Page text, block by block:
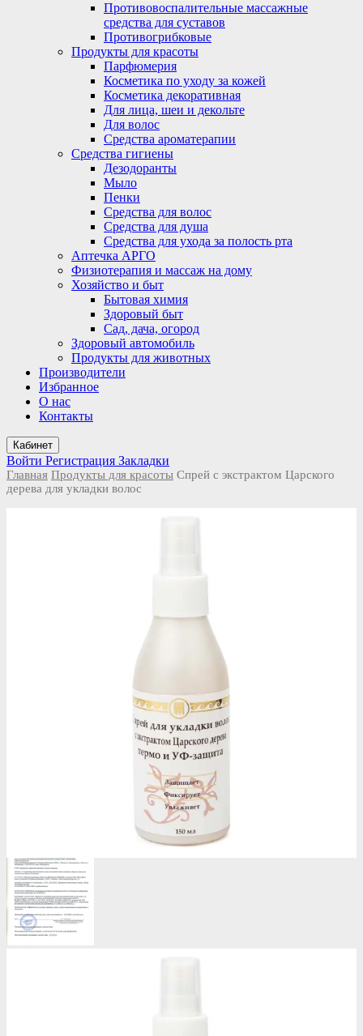
Противовоспалительные массажные
средства для суставов
Противогрибковые
Продукты для красоты
Парфюмерия
Косметика по уходу за кожей
Косметика декоративная
Для лица, шеи и декольте
Для волос
Средства ароматерапии
Средства гигиены
Дезодоранты
Мыло
Пенки
Средства для волос
Средства для душа
Средства для ухода за полость рта
Аптечка АРГО
Физиотерапия и массаж на дому
Хозяйство и быт
Бытовая химия
Здоровый быт
Сад, дача, огород
Здоровый автомобиль
Продукты для животных
Производители
Избранное
О нас
Контакты
Кабинет
Войти Регистрация Закладки
Главная Продукты для красоты Спрей с экстрактом Царского
дерева для укладки волос